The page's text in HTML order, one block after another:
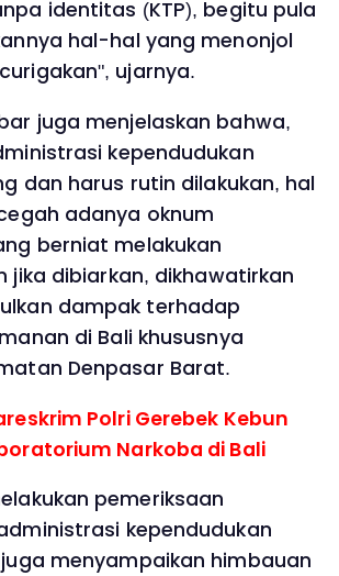
identitas (KTP), begitu pula
hal-hal yang menonjol
ujarnya.
juga menjelaskan bahwa,
kependudukan
dan harus rutin dilakukan, hal
adanya oknum
berniat melakukan
jika dibiarkan, dikhawatirkan
dampak terhadap
di Bali khususnya
Denpasar Barat.
Polri Gerebek Kebun
Narkoba di Bali
pemeriksaan
kependudukan
menyampaikan himbauan